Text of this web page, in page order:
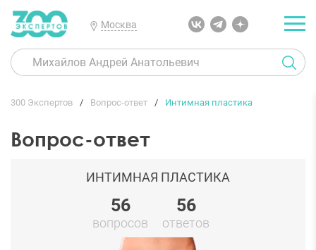
Москва
300 Экспертов Вопрос-ответ Интимная пластика
Вопрос-ответ
ИНТИМНАЯ ПЛАСТИКА
56
вопросов
56
ответов